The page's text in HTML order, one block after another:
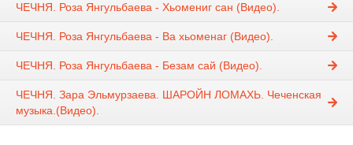
ЧЕЧНЯ. Роза Янгульбаева - Хьомениг сан (Видео).
ЧЕЧНЯ. Роза Янгульбаева - Ва хьоменаг (Видео).
ЧЕЧНЯ. Роза Янгульбаева - Безам сай (Видео).
ЧЕЧНЯ. Зара Эльмурзаева. ШАРОЙН ЛОМАХЬ. Чеченская
музыка.(Видео).